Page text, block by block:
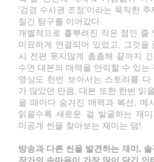
‘검경 수사권 조정’이라는 묵직한
질긴 탐구를 이어갔다.
개별적으로 흩뿌려진 작은 점인 줄
미묘하게 연결되어 있었고, 그것을
시 전편 못지않게 촘촘해 끝까지
수연 대본의 매력을 만끽할 수 있는
영상도 한번 보아서는 스토리를
가 많았던 만큼, 대본 또한 한번 읽
을 때마다 숨겨진 매력과 복선, 메
읽을수록 새로운 걸 발굴하는 재
미공개 씬을 찾아보는 재미는 덤!
방송과 다른 씬을 발견하는 재미, 솔